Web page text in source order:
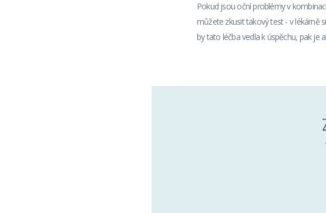
Pokud jsou oční problémy v
můžete zkusit takový test - v lékárně
by tato léčba vedla k úspěchu, pak je